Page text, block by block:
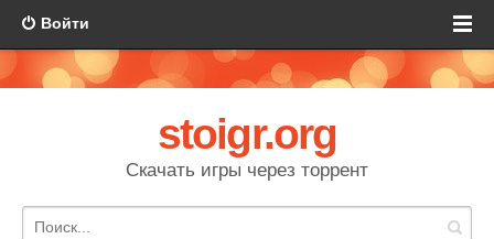
Войти
stoigr.org
Скачать игры через торрент